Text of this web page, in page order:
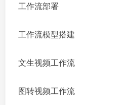
工作流部署
工作流模型搭建
文生视频工作流
图转视频工作流